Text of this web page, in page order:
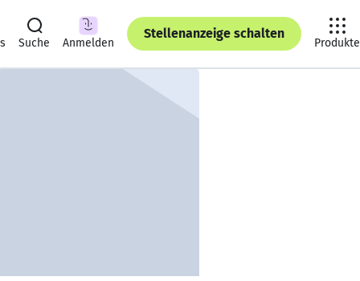
Suche Anmelden
Stellenanzeige schalten
Produkte